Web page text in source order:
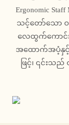
Ergonomic
သင့်တော်သော
လေထွက်ကောင်းသ
အထောက်အပံ့နှ
ဖြင့်၊ ၎င်း